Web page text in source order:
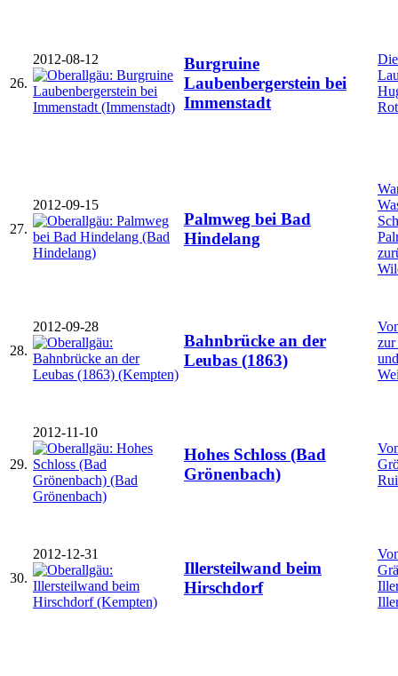
26.
2012-08-12
Burgruine
Laubenbergerstein bei
Immenstadt
27.
2012-09-15
Palmweg bei Bad
Hindelang
28.
2012-09-28
Bahnbrücke an der
Leubas (1863)
zur
29.
2012-11-10
Hohes Schloss (Bad
Grönenbach)
30.
2012-12-31
Illersteilwand beim
Hirschdorf